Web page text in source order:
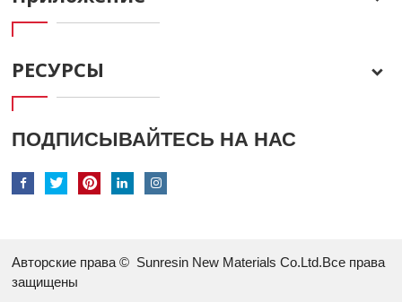
РЕСУРСЫ
ПОДПИСЫВАЙТЕСЬ НА НАС
Авторские права © Sunresin New Materials Co.Ltd.Все права
защищены